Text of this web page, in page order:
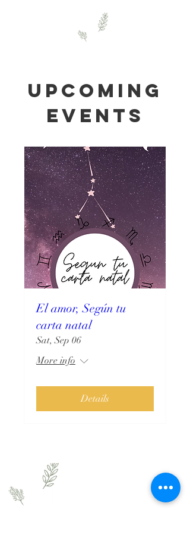
Upcoming
Events
El amor, Según tu
carta natal
Sat, Sep 06
More info
Details